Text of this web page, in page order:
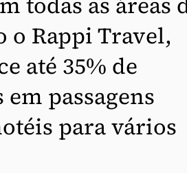
o Rappi Travel,
até 35% de
passagens
para vários